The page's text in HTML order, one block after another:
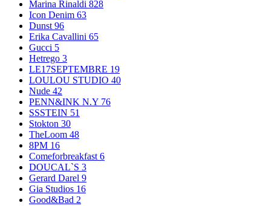
Marina Rinaldi 828
Icon Denim 63
Dunst 96
Erika Cavallini 65
Gucci 5
Hetrego 3
LE17SEPTEMBRE 19
LOULOU STUDIO 40
Nude 42
PENN&INK N.Y 76
SSSTEIN 51
Stokton 30
TheLoom 48
8PM 16
Comeforbreakfast 6
DOUCAL`S 3
Gerard Darel 9
Gia Studios 16
Good&Bad 2